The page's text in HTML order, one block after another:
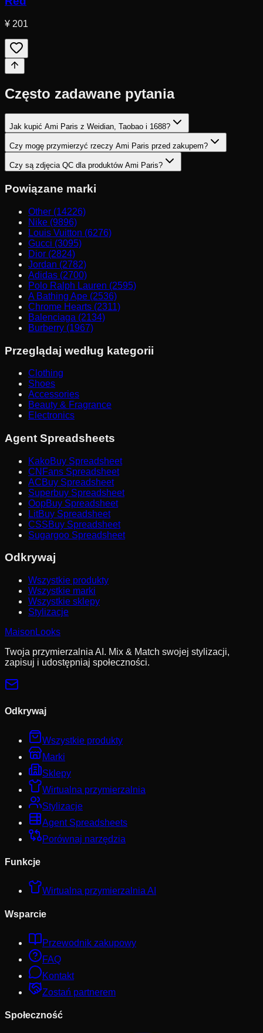
¥ 201
Często zadawane pytania
Jak kupić Ami Paris z Weidian, Taobao i 1688?
Czy mogę przymierzyć rzeczy Ami Paris przed zakupem?
Czy są zdjęcia QC dla produktów Ami Paris?
Powiązane marki
Other (14226)
Nike (9896)
Louis Vuitton (6276)
Gucci (3095)
Dior (2824)
Jordan (2782)
Adidas (2700)
Polo Ralph Lauren (2595)
A Bathing Ape (2536)
Chrome Hearts (2311)
Balenciaga (2134)
Burberry (1967)
Przeglądaj według kategorii
Clothing
Shoes
Accessories
Beauty & Fragrance
Electronics
Agent Spreadsheets
KakoBuy Spreadsheet
CNFans Spreadsheet
ACBuy Spreadsheet
Superbuy Spreadsheet
OopBuy Spreadsheet
LitBuy Spreadsheet
CSSBuy Spreadsheet
Sugargoo Spreadsheet
Odkrywaj
Wszystkie produkty
Wszystkie marki
Wszystkie sklepy
Stylizacje
MaisonLooks
Twoja przymierzalnia AI. Mix & Match swojej stylizacji,
zapisuj i udostępniaj społeczności.
Odkrywaj
Wszystkie produkty
Marki
Sklepy
Wirtualna przymierzalnia
Stylizacje
Agent Spreadsheets
Porównaj narzędzia
Funkcje
Wirtualna przymierzalnia AI
Wsparcie
Przewodnik zakupowy
FAQ
Kontakt
Zostań partnerem
Społeczność